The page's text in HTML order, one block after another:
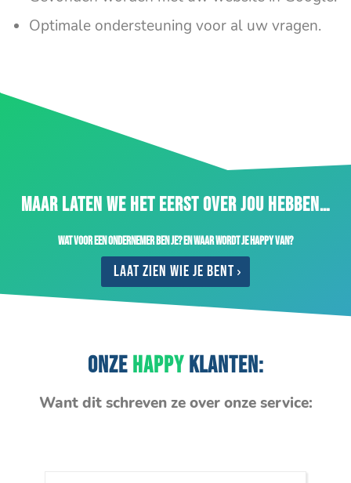
Optimale ondersteuning voor al uw vragen.
MAAR LATEN WE HET EERST OVER JOU HEBBEN…
Wat voor een ondernemer ben je? En waar wordt je happy van?
Laat zien wie je bent
ONZEHAPPYKLANTEN:
Want dit schreven ze over onze service: